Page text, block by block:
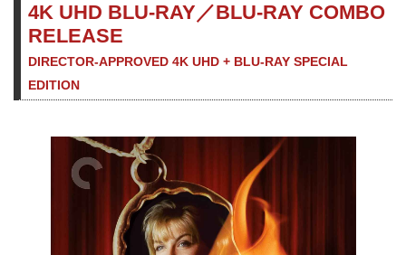
4K UHD BLU-RAY／BLU-RAY COMBO
RELEASE
DIRECTOR-APPROVED 4K UHD + BLU-RAY SPECIAL
EDITION